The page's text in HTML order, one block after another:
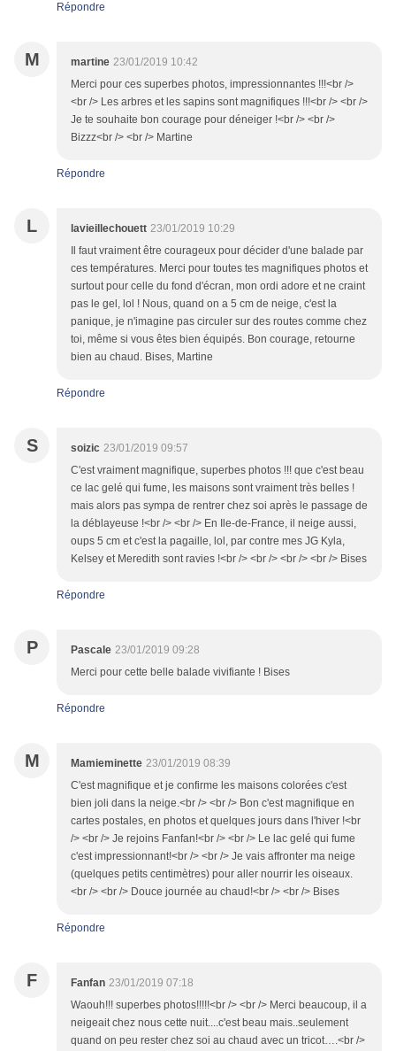
Répondre
M martine 23/01/2019 10:42
Merci pour ces superbes photos, impressionnantes !!!<br />
<br /> Les arbres et les sapins sont magnifiques !!!<br /> <br />
Je te souhaite bon courage pour déneiger !<br /> <br />
Bizzz<br /> <br /> Martine
Répondre
L lavieillechouett 23/01/2019 10:29
Il faut vraiment être courageux pour décider d'une balade par
ces températures. Merci pour toutes tes magnifiques photos et
surtout pour celle du fond d'écran, mon ordi adore et ne craint
pas le gel, lol ! Nous, quand on a 5 cm de neige, c'est la
panique, je n'imagine pas circuler sur des routes comme chez
toi, même si vous êtes bien équipés. Bon courage, retourne
bien au chaud. Bises, Martine
Répondre
S soizic 23/01/2019 09:57
C'est vraiment magnifique, superbes photos !!! que c'est beau
ce lac gelé qui fume, les maisons sont vraiment très belles !
mais alors pas sympa de rentrer chez soi après le passage de
la déblayeuse !<br /> <br /> En Ile-de-France, il neige aussi,
oups 5 cm et c'est la pagaille, lol, par contre mes JG Kyla,
Kelsey et Meredith sont ravies !<br /> <br /> <br /> <br /> Bises
Répondre
P Pascale 23/01/2019 09:28
Merci pour cette belle balade vivifiante ! Bises
Répondre
M Mamieminette 23/01/2019 08:39
C'est magnifique et je confirme les maisons colorées c'est
bien joli dans la neige.<br /> <br /> Bon c'est magnifique en
cartes postales, en photos et quelques jours dans l'hiver !<br
/> <br /> Je rejoins Fanfan!<br /> <br /> Le lac gelé qui fume
c'est impressionnant!<br /> <br /> Je vais affronter ma neige
(quelques petits centimètres) pour aller nourrir les oiseaux.
<br /> <br /> Douce journée au chaud!<br /> <br /> Bises
Répondre
F Fanfan 23/01/2019 07:18
Waouh!!! superbes photos!!!!!<br /> <br /> Merci beaucoup, il a
neigeait chez nous cette nuit....c'est beau mais..seulement
quand on peu rester chez soi au chaud avec un tricot….<br />